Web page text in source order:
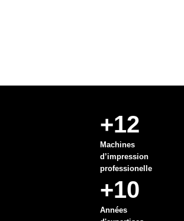
+12
Machines
d’impression
professionelle
+10
Années